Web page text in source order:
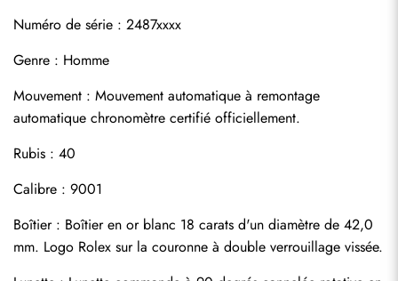
Numéro de série : 2487xxxx
Genre : Homme
Mouvement : Mouvement automatique à remontage
automatique chronomètre certifié officiellement.
Rubis : 40
Calibre : 9001
Boîtier : Boîtier en or blanc 18 carats d'un diamètre de 42,0
mm. Logo Rolex sur la couronne à double verrouillage vissée.